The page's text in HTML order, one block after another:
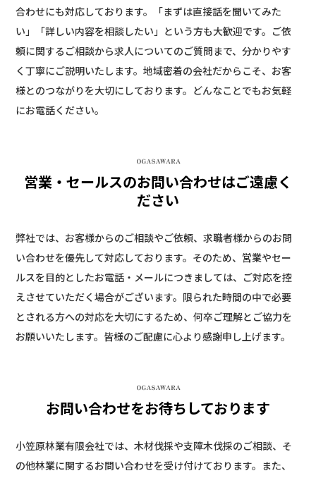
合わせにも対応しております。「まずは直接話を聞いてみた
い」「詳しい内容を相談したい」という方も大歓迎です。ご依
頼に関するご相談から求人についてのご質問まで、分かりやす
く丁寧にご説明いたします。地域密着の会社だからこそ、お客
様とのつながりを大切にしております。どんなことでもお気軽
にお電話ください。
営業・セールスのお問い合わせはご遠慮く
ださい
弊社では、お客様からのご相談やご依頼、求職者様からのお問
い合わせを優先して対応しております。そのため、営業やセー
ルスを目的としたお電話・メールにつきましては、ご対応を控
えさせていただく場合がございます。限られた時間の中で必要
とされる方への対応を大切にするため、何卒ご理解とご協力を
お願いいたします。皆様のご配慮に心より感謝申し上げます。
お問い合わせをお待ちしております
小笠原林業有限会社では、木材伐採や支障木伐採のご相談、そ
の他林業に関するお問い合わせを受け付けております。また、